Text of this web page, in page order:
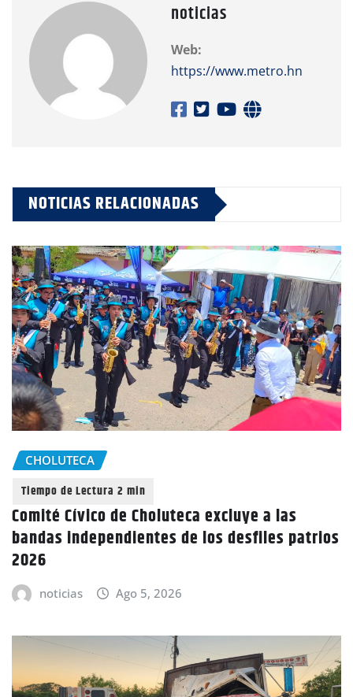
noticias
Web:
https://www.metro.hn
NOTICIAS RELACIONADAS
CHOLUTECA
Comité Cívico de Choluteca excluye a las
bandas independientes de los desfiles patrios
2026
noticias Ago 5, 2026